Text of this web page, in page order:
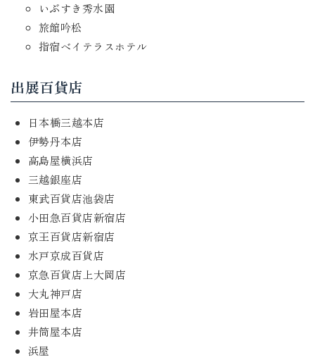
いぶすき秀水園
旅館吟松
指宿ベイテラスホテル
出展百貨店
日本橋三越本店
伊勢丹本店
高島屋横浜店
三越銀座店
東武百貨店池袋店
小田急百貨店新宿店
京王百貨店新宿店
水戸京成百貨店
京急百貨店上大岡店
大丸神戸店
岩田屋本店
井筒屋本店
浜屋